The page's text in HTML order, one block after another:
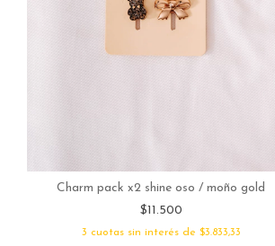
Charm pack x2 shine oso / moño gold
$11.500
3 cuotas sin interés de $3.833,33